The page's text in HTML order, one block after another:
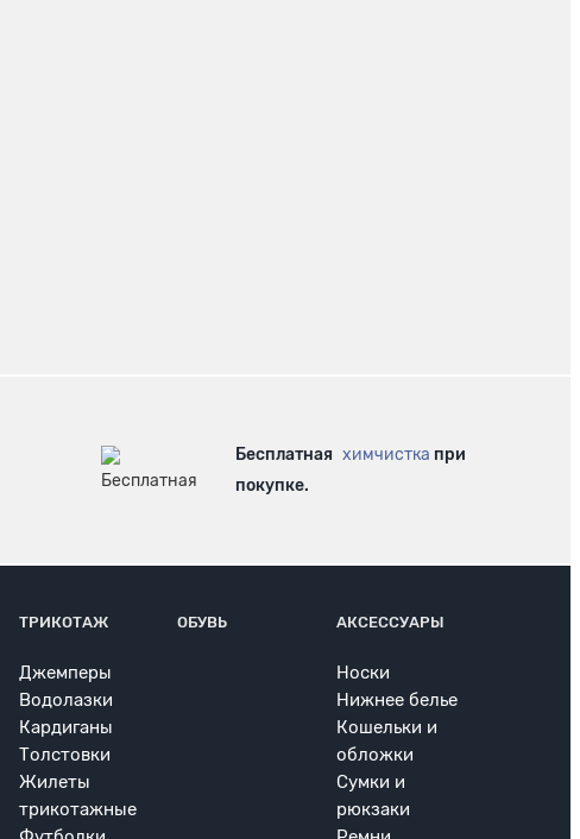
Бесплатная химчистка при
покупке.
ТРИКОТАЖ
Джемперы
Водолазки
Кардиганы
Толстовки
Жилеты
трикотажные
ОБУВЬ АКСЕССУАРЫ
Носки
Нижнее белье
Кошельки и
обложки
Сумки и
рюкзаки